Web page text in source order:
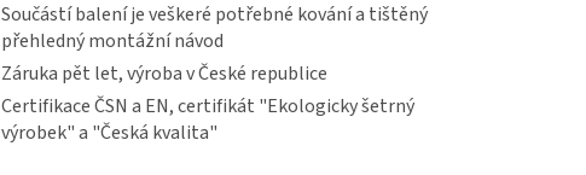
Součástí balení je veškeré potřebné kování a tištěný
přehledný montážní návod
Záruka pět let, výroba v České republice
Certifikace ČSN a EN, certifikát "Ekologicky šetrný
výrobek" a "Česká kvalita"